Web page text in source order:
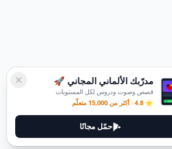
مدرّبك الألماني المجاني 🚀
قصص وصوت ودروس لكل المستويات
⭐ 4.8 · أكثر من 15,000 متعلّم
حمّل مجانًا